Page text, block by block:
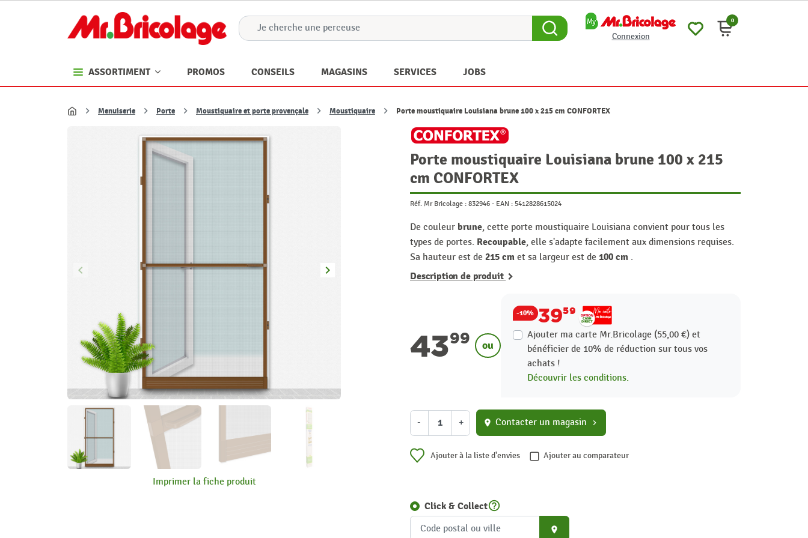
Connexion
0
ASSORTIMENT PROMOS CONSEILS MAGASINS SERVICES JOBS
Accueil
Menuiserie Porte Moustiquaire et porte provençale Moustiquaire Porte moustiquaire Louisiana brune 100 x 215 cm CONFORTEX
Précédent
keyboard_arrow_left Suivant
keyboard_arrow_right
Imprimer la fiche produit
Porte moustiquaire Louisiana brune 100 x 215
cm CONFORTEX
Réf. Mr Bricolage : 832946 - EAN : 5412828615024
De couleur brune, cette porte moustiquaire Louisiana convient pour tous les
types de portes. Recoupable, elle s'adapte facilement aux dimensions requises.
Sa hauteur est de 215 cm et sa largeur est de 100 cm .
Description de produit
4399 ou
-10% 3959
Ajouter ma carte Mr.Bricolage (55,00 €) et
bénéficier de 10% de réduction sur tous vos
achats !
Découvrir les conditions.
- + location_on Contacter un magasin chevron_right
Ajouter à la liste d'envies Ajouter au comparateur
Click & Collecthelp_outline
place